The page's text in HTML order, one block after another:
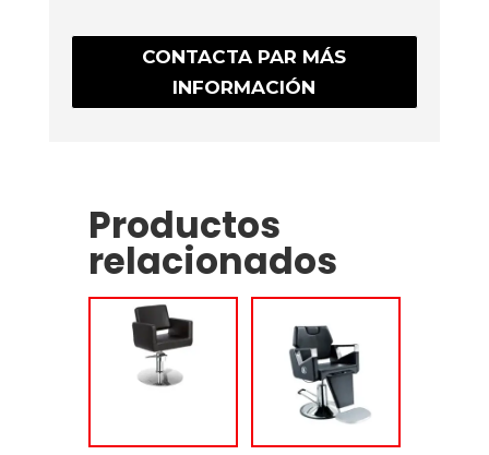
CONTACTA PAR MÁS
INFORMACIÓN
Productos
relacionados